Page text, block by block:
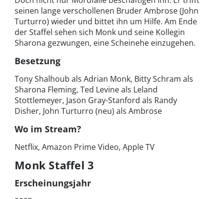
seinen lange verschollenen Bruder Ambrose (John
Turturro) wieder und bittet ihn um Hilfe. Am Ende
der Staffel sehen sich Monk und seine Kollegin
Sharona gezwungen, eine Scheinehe einzugehen.
Besetzung
Tony Shalhoub als Adrian Monk, Bitty Schram als
Sharona Fleming, Ted Levine als Leland
Stottlemeyer, Jason Gray-Stanford als Randy
Disher, John Turturro (neu) als Ambrose
Wo im Stream?
Netflix, Amazon Prime Video, Apple TV
Monk Staffel 3
Erscheinungsjahr